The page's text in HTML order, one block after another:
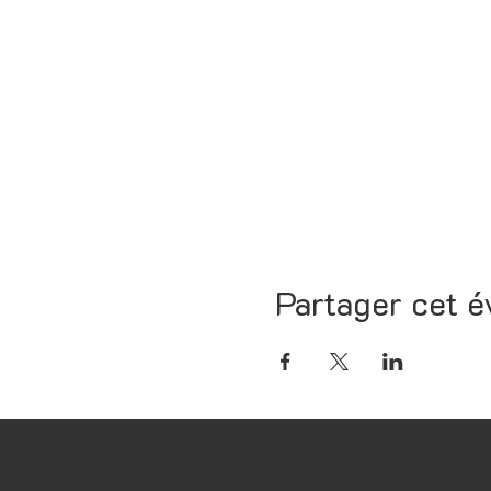
Partager cet